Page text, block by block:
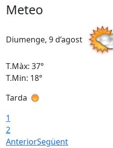
Meteo
Diumenge, 9 d’agost
T.Màx: 37°
T.Min: 18°
Tarda
1
2
AnteriorSegüent